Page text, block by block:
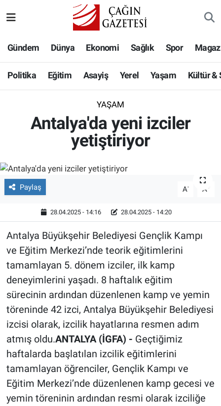
Gündem Dünya Ekonomi Sağlık Spor
Politika Eğitim Asayiş Yerel Yaşam Kültür &
YAŞAM
Antalya'da yeni izciler
yetiştiriyor
Paylaş A- A +
28.04.2025 - 14:16 28.04.2025 - 14:20
Antalya Büyükşehir Belediyesi Gençlik Kampı
ve Eğitim Merkezi’nde teorik eğitimlerini
tamamlayan 5. dönem izciler, ilk kamp
deneyimlerini yaşadı. 8 haftalık eğitim
sürecinin ardından düzenlenen kamp ve yemin
töreninde 42 izci, Antalya Büyükşehir Belediyesi
izcisi olarak, izcilik hayatlarına resmen adım
atmış oldu.ANTALYA (İGFA) - Geçtiğimiz
haftalarda başlatılan izcilik eğitimlerini
tamamlayan öğrenciler, Gençlik Kampı ve
Eğitim Merkezi’nde düzenlenen kamp gecesi ve
yemin töreninin ardından resmi olarak izciliğe
Eğitim
Asayiş
Kültür & Sanat
Bilim-Teknoloji
Köşe Yazıları
Röportaj
Video Galeri
Hava Durumu
Namaz Vakitleri
Süper Lig Puan Durumu ve Fikstür
Tüm Manşetler
Son Dakika Haberleri
Haber Arşivi